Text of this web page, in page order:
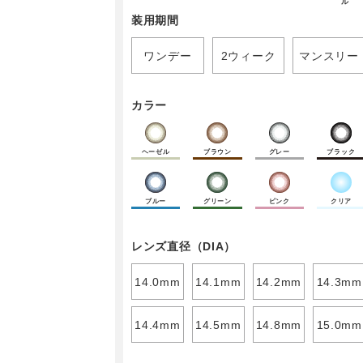
ル
装用期間
ワンデー 2ウィーク マンスリー
カラー
ヘーゼル ブラウン グレー ブラック
ブルー グリーン ピンク クリア
レンズ直径（DIA）
14.0mm 14.1mm 14.2mm 14.3mm
14.4mm 14.5mm 14.8mm 15.0mm